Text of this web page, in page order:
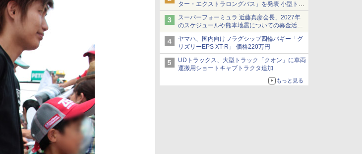
ター・エクストラロングバス」を発表 小型トラ
ックベースの観光・旅客輸送向けバス
スーパーフォーミュラ 近藤真彦会長、2027年
のスケジュールや熊本地震についての募金活動
を紹介
ヤマハ、国内向けフラグシップ四輪バギー「グ
リズリーEPS XT-R」 価格220万円
UDトラックス、大型トラック「クオン」に車両
運搬用ショートキャブトラクタ追加
もっと見る